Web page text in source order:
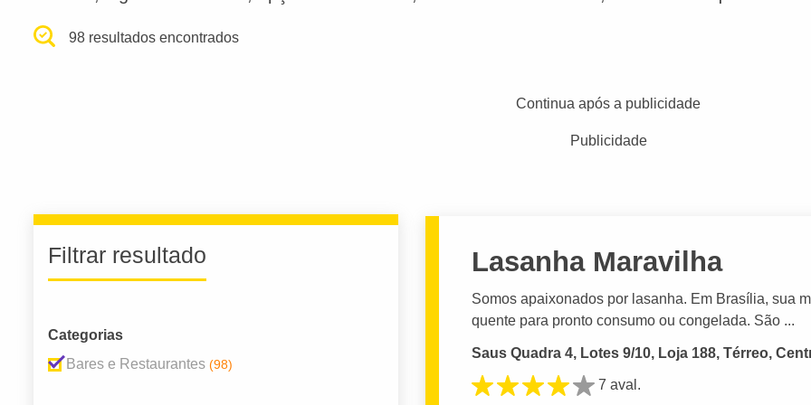
98 resultados encontrados
Continua após a publicidade
Publicidade
Filtrar resultado
Categorias
Bares e Restaurantes (98)
Lasanha Maravilha
Somos apaixonados por lasanha. Em Brasília, sua
quente para pronto consumo ou congelada. São ...
Saus Quadra 4, Lotes 9/10, Loja 188, Térreo,
7 aval.